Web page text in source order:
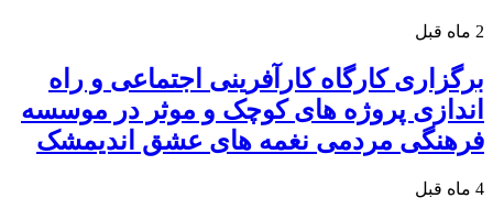
2 ماه قبل
برگزاری کارگاه کارآفرینی اجتماعی و راه
اندازی پروژه های کوچک و موثر در موسسه
فرهنگی مردمی نغمه های عشق اندیمشک
4 ماه قبل